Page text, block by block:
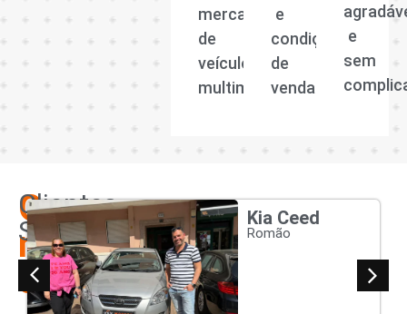
mercado
de
veículos
multimarcas.
e
condições
de
venda.
e
sem
Os
nossos
clientes
Clientes
Satisfeitos
Kia Ceed
Romão